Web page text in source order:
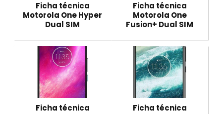
Ficha técnica
Motorola One Hyper
Dual SIM
Ficha técnica
Motorola One
Fusion+ Dual SIM
Ficha técnica
Ficha técnica